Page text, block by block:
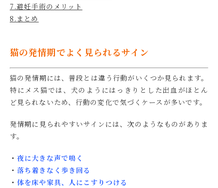
7.避妊手術のメリット
8.まとめ
猫の発情期でよく見られるサイン
猫の発情期には、普段とは違う行動がいくつか見られます。
特にメス猫では、犬のようにはっきりとした出血がほとん
ど見られないため、行動の変化で気づくケースが多いです。
発情期に見られやすいサインには、次のようなものがありま
す。
・夜に大きな声で鳴く
・落ち着きなく歩き回る
・体を床や家具、人にこすりつける